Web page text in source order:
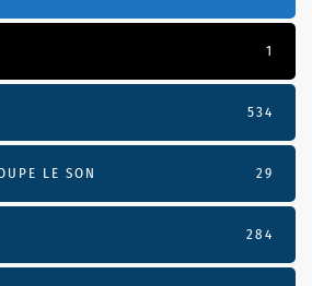
1
534
LE SON 29
284